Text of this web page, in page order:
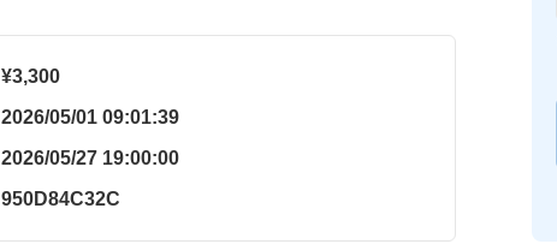
¥3,300
2026/05/01 09:01:39
2026/05/27 19:00:00
950D84C32C